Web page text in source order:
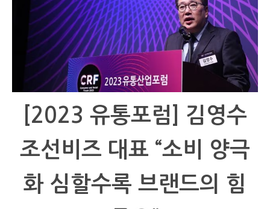
[2023 유통포럼] 김영수
조선비즈 대표 “소비 양극
화 심할수록 브랜드의 힘